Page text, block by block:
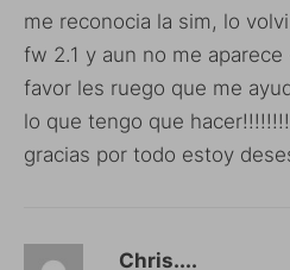
me reconocia la sim, lo
fw 2.1 y aun no me
favor les ruego que me
lo que tengo que
gracias por todo estoy
Chris....